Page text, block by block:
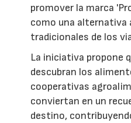
promover la marca
como una alternativa
tradicionales de los
La iniciativa propone
descubran los
cooperativas
conviertan en un
destino,